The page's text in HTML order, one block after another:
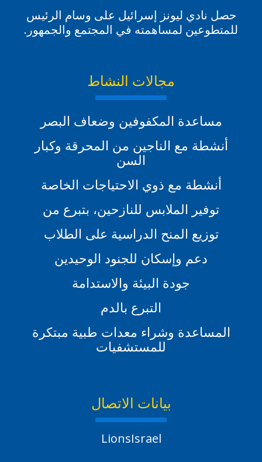
حصل نادي ليونز إسرائيل على وسام الرئيس
للمتطوعين لمساهمته في المجتمع والجمهور.
مجالات النشاط
مساعدة المكفوفين وضعاف البصر
أنشطة مع الناجين من المحرقة وكبار
السن
أنشطة مع ذوي الاحتياجات الخاصة
توفير الملابس للنازحين، بتبرع من
توزيع المنح الدراسية على الطلاب
دعم وإسكان للجنود الوحيدين
جودة البيئة والاستدامة
التبرع بالدم
المساعدة وشراء معدات طبية مبتكرة
للمستشفيات
بيانات الاتصال
LionsIsrael